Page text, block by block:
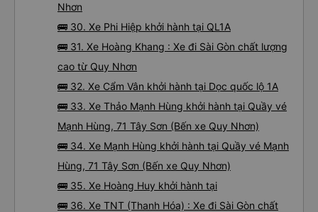
Nhơn
🚌 30. Xe Phi Hiệp khởi hành tại QL1A
🚌 31. Xe Hoàng Khang : Xe đi Sài Gòn chất lượng
cao từ Quy Nhơn
🚌 32. Xe Cẩm Vân khởi hành tại Dọc quốc lộ 1A
🚌 33. Xe Thảo Mạnh Hùng khởi hành tại Quầy vé
Mạnh Hùng, 71 Tây Sơn (Bến xe Quy Nhơn)
🚌 34. Xe Mạnh Hùng khởi hành tại Quầy vé Mạnh
Hùng, 71 Tây Sơn (Bến xe Quy Nhơn)
🚌 35. Xe Hoàng Huy khởi hành tại
🚌 36. Xe TNT (Thanh Hóa) : Xe đi Sài Gòn chất